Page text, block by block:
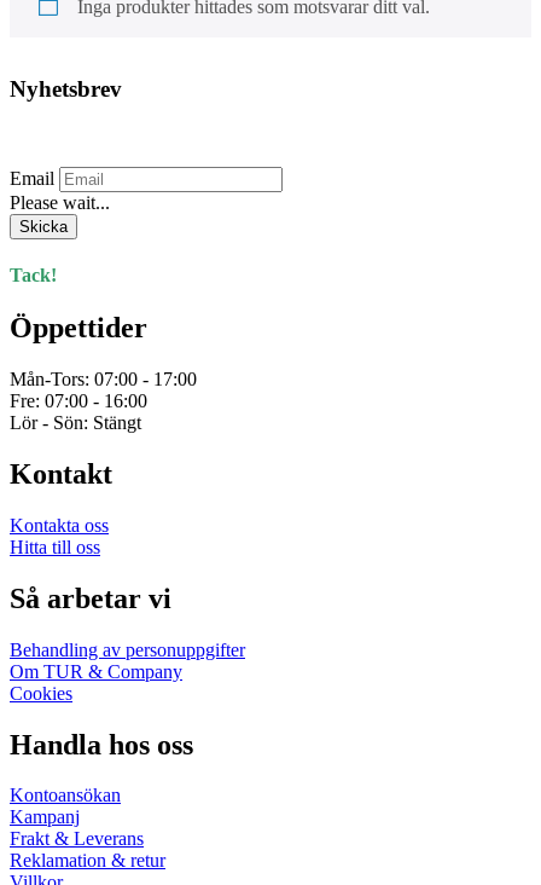
Inga produkter hittades som motsvarar ditt val.
Nyhetsbrev
Email
Please wait...
Skicka
Tack!
Öppettider
Mån-Tors: 07:00 - 17:00
Fre: 07:00 - 16:00
Lör - Sön: Stängt
Kontakt
Kontakta oss
Hitta till oss
Så arbetar vi
Behandling av personuppgifter
Om TUR & Company
Cookies
Handla hos oss
Kontoansökan
Kampanj
Frakt & Leverans
Reklamation & retur